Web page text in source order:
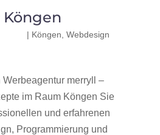
| Köngen Webdesign
merryll –
im Raum Köngen Sie
und erfahrenen
Programmierung und